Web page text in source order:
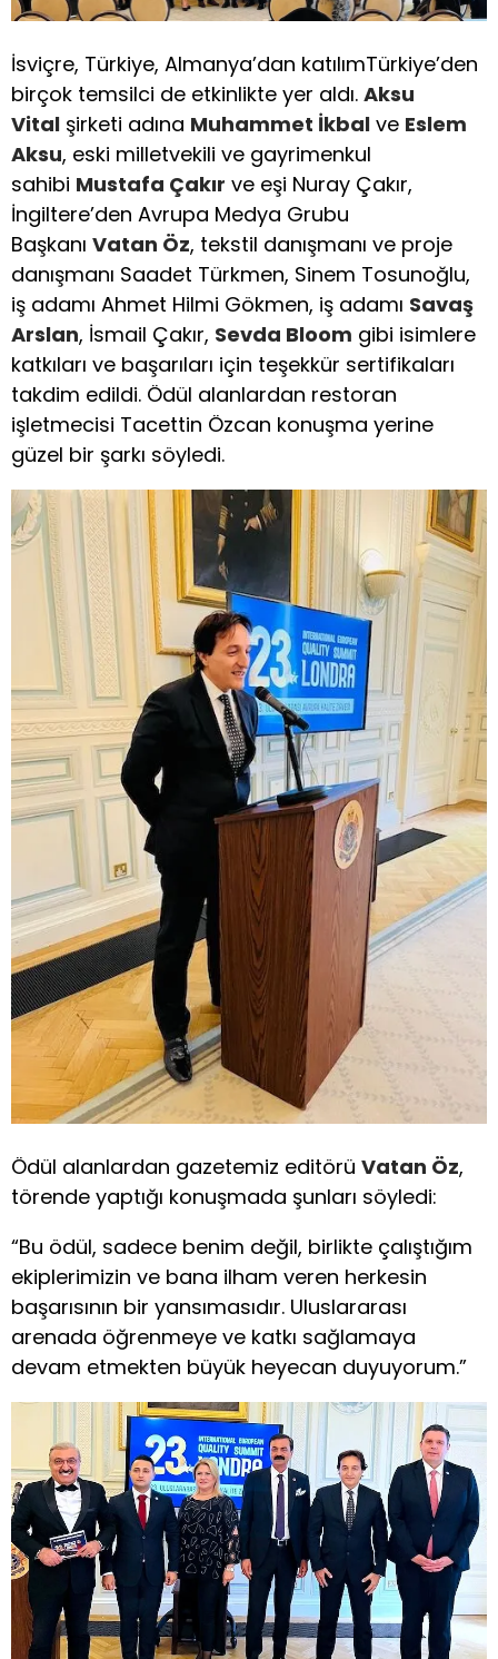
İsviçre, Türkiye, Almanya’dan katılımTürkiye’den
birçok temsilci de etkinlikte yer aldı. Aksu
Vital şirketi adına Muhammet İkbal ve Eslem
Aksu, eski milletvekili ve gayrimenkul
sahibi Mustafa Çakır ve eşi Nuray Çakır,
İngiltere’den Avrupa Medya Grubu
Başkanı Vatan Öz, tekstil danışmanı ve proje
danışmanı Saadet Türkmen, Sinem Tosunoğlu,
iş adamı Ahmet Hilmi Gökmen, iş adamı Savaş
Arslan, İsmail Çakır, Sevda Bloom gibi isimlere
katkıları ve başarıları için teşekkür sertifikaları
takdim edildi. Ödül alanlardan restoran
işletmecisi Tacettin Özcan konuşma yerine
güzel bir şarkı söyledi.
Ödül alanlardan gazetemiz editörü Vatan Öz,
törende yaptığı konuşmada şunları söyledi:
“Bu ödül, sadece benim değil, birlikte çalıştığım
ekiplerimizin ve bana ilham veren herkesin
başarısının bir yansımasıdır. Uluslararası
arenada öğrenmeye ve katkı sağlamaya
devam etmekten büyük heyecan duyuyorum.”